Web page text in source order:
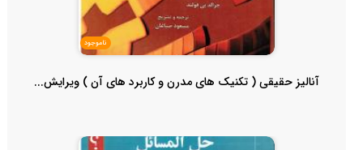
ناموجود
آنالیز حقیقی ( تکنیک های مدرن و کاربرد های آن ) ویرایش...